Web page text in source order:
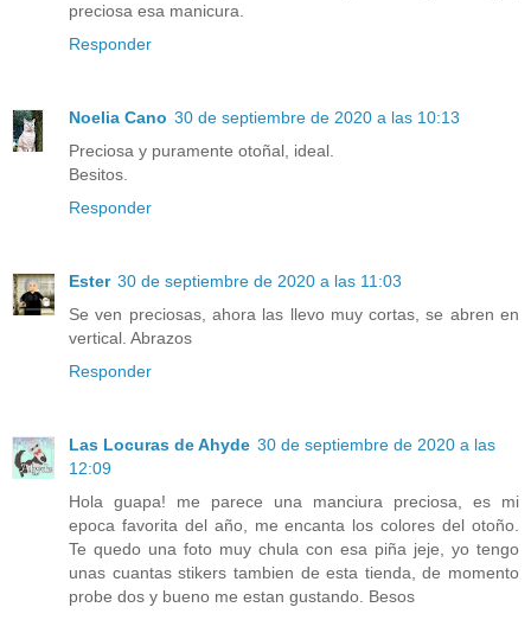
preciosa esa manicura.
Responder
Noelia Cano 30 de septiembre de 2020 a las 10:13
Preciosa y puramente otoñal, ideal.
Besitos.
Responder
Ester 30 de septiembre de 2020 a las 11:03
Se ven preciosas, ahora las llevo muy cortas, se abren en
vertical. Abrazos
Responder
Las Locuras de Ahyde 30 de septiembre de 2020 a las
12:09
Hola guapa! me parece una manciura preciosa, es mi
epoca favorita del año, me encanta los colores del otoño.
Te quedo una foto muy chula con esa piña jeje, yo tengo
unas cuantas stikers tambien de esta tienda, de momento
probe dos y bueno me estan gustando. Besos